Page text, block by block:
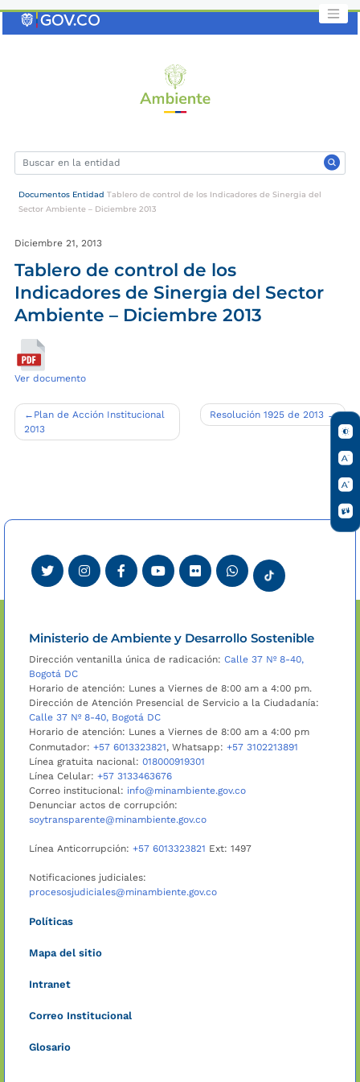
Documentos Entidad Tablero de control de los Indicadores de Sinergia del
Sector Ambiente – Diciembre 2013
Diciembre 21, 2013
Tablero de control de los
Indicadores de Sinergia del Sector
Ambiente – Diciembre 2013
Ver documento
Navegación
de
Plan de Acción Institucional
2013
Resolución 1925 de 2013
Ministerio de Ambiente y Desarrollo Sostenible
Dirección ventanilla única de radicación: Calle 37 Nº 8-40,
Bogotá DC
Horario de atención: Lunes a Viernes de 8:00 am a 4:00 pm.
Dirección de Atención Presencial de Servicio a la Ciudadanía:
Calle 37 Nº 8-40, Bogotá DC
Horario de atención: Lunes a Viernes de 8:00 am a 4:00 pm
Conmutador: +57 6013323821, Whatsapp: +57 3102213891
Línea gratuita nacional: 018000919301
Línea Celular: +57 3133463676
Correo institucional: info@minambiente.gov.co
Denunciar actos de corrupción:
soytransparente@minambiente.gov.co
Línea Anticorrupción: +57 6013323821 Ext: 1497
Notificaciones judiciales:
procesosjudiciales@minambiente.gov.co
Políticas
Mapa del sitio
Intranet
Correo Institucional
Glosario